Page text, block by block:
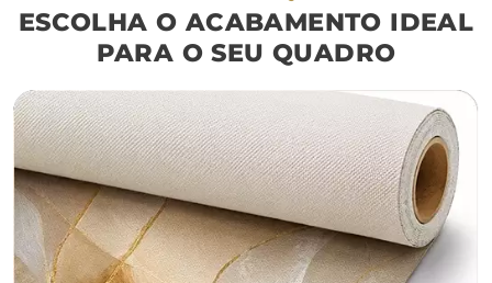
sofá cama
largura aproximada
160cm 200cm
280cm 320cm
ESCOLHA O ACABAMENTO IDEAL
PARA O SEU QUADRO